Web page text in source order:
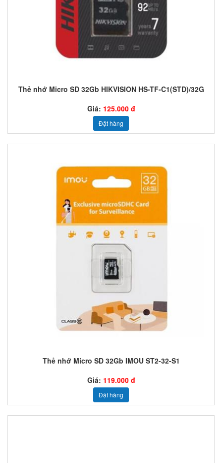
Thẻ nhớ Micro SD 32Gb HIKVISION HS-TF-C1(STD)/32G
Giá: 125.000 đ
Đặt hàng
Thẻ nhớ Micro SD 32Gb IMOU ST2-32-S1
Giá: 119.000 đ
Đặt hàng